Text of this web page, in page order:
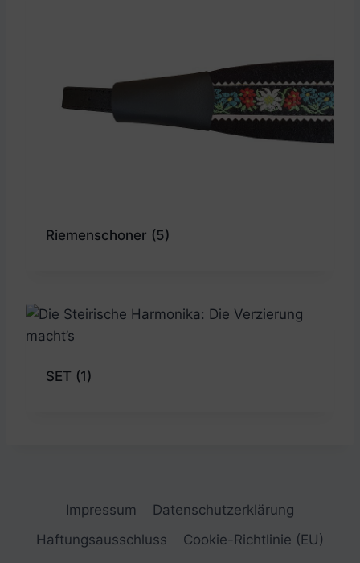
Riemenschoner (5)
SET (1)
Impressum
Datenschutzerklärung
Haftungsausschluss
Cookie-Richtlinie (EU)